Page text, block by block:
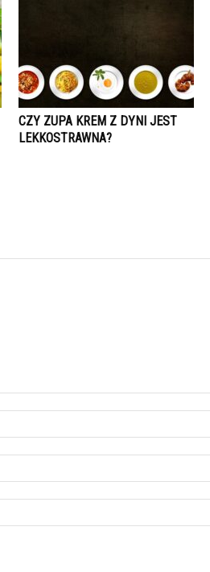
CZY ZUPA KREM Z DYNI JEST
LEKKOSTRAWNA?